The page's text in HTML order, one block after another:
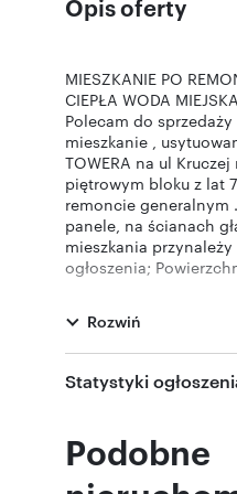
Opis oferty
MIESZKANIE PO
CIEPŁA WODA
Polecam do
mieszkanie ,
TOWERA na ul
piętrowym bloku z lat
remoncie generalnym
panele, na ścianach
mieszkania
ogłoszenia;
PCV Ogrzewanie:
70`te Stan
700zł Forma
pomieszczeń; - salon z
media: Czynsz 700
Rozwiń
Statystyki
Podobne